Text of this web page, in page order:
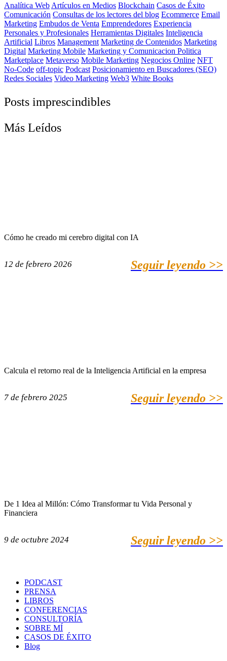
Analítica Web Artículos en Medios Blockchain Casos de Éxito
Comunicación Consultas de los lectores del blog Ecommerce Email
Marketing Embudos de Venta Emprendedores Experiencia
Personales y Profesionales Herramientas Digitales Inteligencia
Artificial Libros Management Marketing de Contenidos Marketing
Digital Marketing Mobile Marketing y Comunicacion Politica
Marketplace Metaverso Mobile Marketing Negocios Online NFT
No-Code off-topic Podcast Posicionamiento en Buscadores (SEO)
Redes Sociales Video Marketing Web3 White Books
Posts imprescindibles
Más Leídos
Cómo he creado mi cerebro digital con IA
12 de febrero 2026 Seguir leyendo >>
Calcula el retorno real de la Inteligencia Artificial en la empresa
7 de febrero 2025 Seguir leyendo >>
De 1 Idea al Millón: Cómo Transformar tu Vida Personal y
Financiera
9 de octubre 2024 Seguir leyendo >>
PODCAST
PRENSA
LIBROS
CONFERENCIAS
CONSULTORÍA
SOBRE MÍ
CASOS DE ÉXITO
Blog